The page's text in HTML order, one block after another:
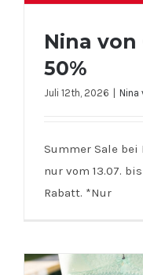
Nina von
Nina von
50%
Juli 12th, 2026 Nina
Summer Sale bei
nur vom 13.07.
Rabatt. *Nur